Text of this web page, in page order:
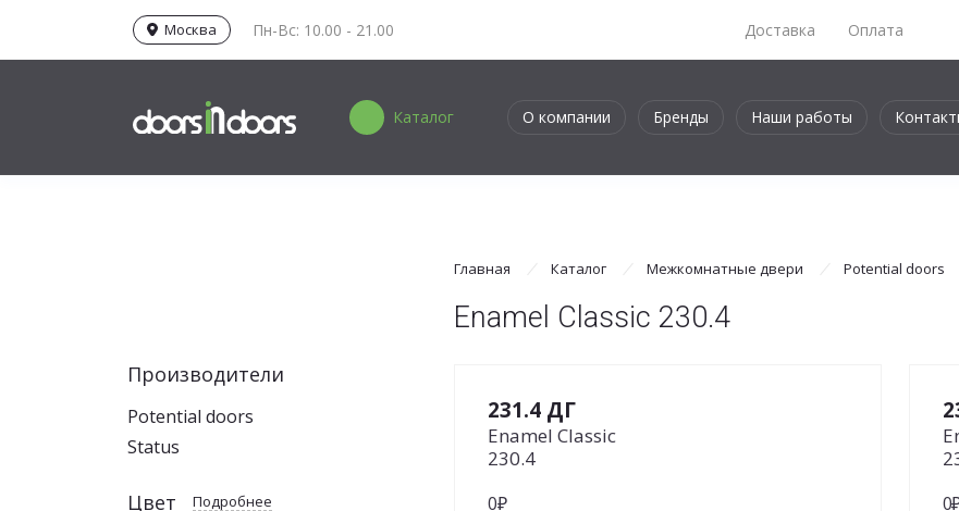
Москва Пн-Вс: 10.00 - 21.00 Доставка Оплата
Каталог О компании Бренды Наши работы
Производители
Potential doors
Status
Цвет Подробнее
Главная Каталог Межкомнатные двери Potential doors
Enamel Classic 230.4
231.4 ДГ
Enamel Classic
230.4
0₽